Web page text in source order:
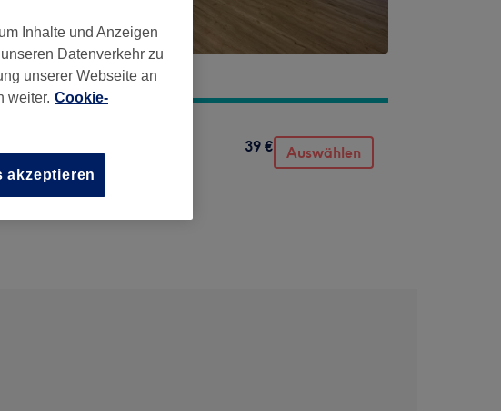
39 € Auswählen
Inhalte und Anzeigen
Datenverkehr zu
unserer Webseite an
weiter. Cookie-
akzeptieren